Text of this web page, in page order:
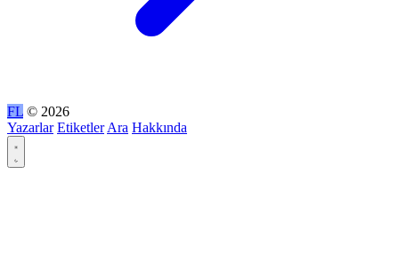
FL © 2026
Yazarlar Etiketler Ara Hakkında